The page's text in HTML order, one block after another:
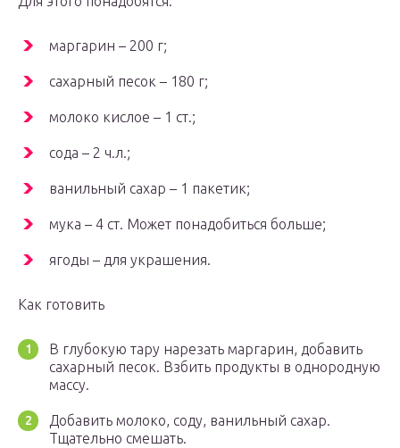
маргарин – 200 г;
сахарный песок – 180 г;
молоко кислое – 1 ст.;
сода – 2 ч.л.;
ванильный сахар – 1 пакетик;
мука – 4 ст. Может понадобиться больше;
ягоды – для украшения.
Как готовить
В глубокую тару нарезать маргарин, добавить
сахарный песок. Взбить продукты в однородную
массу.
Добавить молоко, соду, ванильный сахар.
Тщательно смешать.